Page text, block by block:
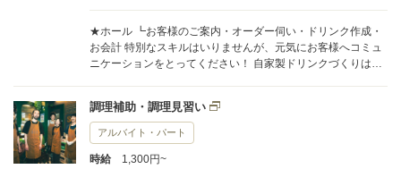
まったポジションもOK！ まずは働いてみて、一人ひとりに合
った働き方を見つけていただければと思います。
★ホール ┗お客様のご案内・オーダー伺い・ドリンク作成・
お会計 特別なスキルはいりませんが、元気にお客様へコミュ
ニケーションをとってください！ 自家製ドリンクづくりはバ
盛り付けや調理から、大がかりな仕込み、メニューの考案な
ど…。 勤務時間やスキルに合わせて柔軟にお任せします。 あ
なたのスキルに合った出発点から一歩一歩向上していきまし
ょう！ ・・・・ 当店ではホールからキッチンまで、ありとあ
調理補助・調理見習い
アルバイト・パート
時給
1,300円~